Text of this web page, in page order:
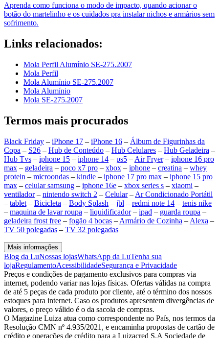
Aprenda como funciona o modo de impacto, quando acionar o
botão do martelinho e os cuidados pra instalar nichos e armários sem
sofrimento.
Links relacionados:
Mola Perfil Alumínio SE-275.2007
Mola Perfil
Mola Alumínio SE-275.2007
Mola Alumínio
Mola SE-275.2007
Termos mais procurados
Black Friday – iPhone 17 – iPhone 16 – Álbum de Figurinhas da
Copa – S26 – Hub de Conteúdo – Hub Celulares – Hub Geladeira –
Hub Tvs – iphone 15 – iphone 14 – ps5 – Air Fryer– iphone 16 pro
max – geladeira – poco x7 pro – xbox – iphone – creatina – whey
protein – microondas – kindle – iphone 17 pro max – iphone 15 pro
max – celular samsung – iphone 16e – xbox series s – xiaomi –
ventilador– nintendo switch 2 – Celular– Ar Condicionado Portátil
– tablet – Bicicleta – Body Splash – jbl – redmi note 14 – tenis nike
– maquina de lavar roupa – liquidificador– ipad – guarda roupa –
geladeira frost free – fogão 4 bocas – Armário de Cozinha – Alexa –
TV 50 polegadas – TV 32 polegadas
Mais informações
Blog da LuNossas lojasWhatsApp da LuTenha sua
lojaRegulamentoAcessibilidadeSegurança e Privacidade
Preços e condições de pagamento exclusivos para compras via
internet, podendo variar nas lojas físicas. Ofertas válidas na compra
de até 5 peças de cada produto por cliente, até o término dos nossos
estoques para internet. Caso os produtos apresentem divergências de
valores, o preço válido é o da sacola de compras.
O Magazine Luiza atua como correspondente no País, nos termos da
Resolução CMN nº 4.935/2021, e encaminha propostas de cartão de
crédito e operações de crédito para a Luizacred S.A Sociedade de